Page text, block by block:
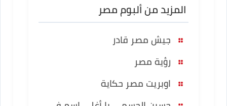
المزيد من ألبوم مصر
جيش مصر قادر
رؤية مصر
اوبريت مصر حكاية